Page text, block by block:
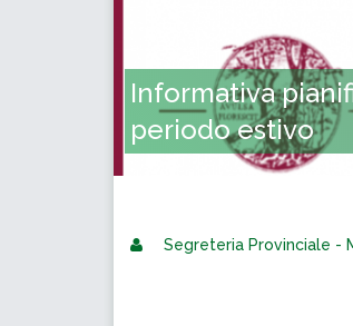
Informativa
periodo estivo
Segreteria Provinciale -